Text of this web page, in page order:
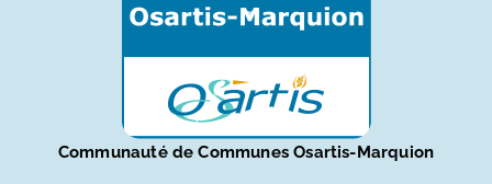
Communauté de Communes Osartis-Marquion